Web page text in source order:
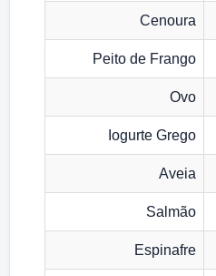
Cenoura
Peito de Frango
Ovo
Iogurte Grego
Aveia
Salmão
Espinafre